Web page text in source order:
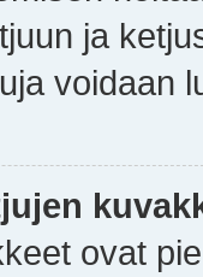
ja
voidaan
ovat